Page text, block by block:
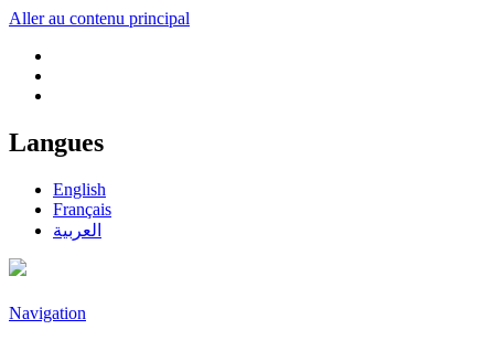
Aller au contenu principal
Langues
English
Français
العربية
Navigation